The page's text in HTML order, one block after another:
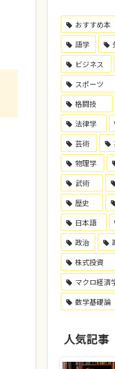
おすすめ本
語学
ビジネス
スポーツ
格闘技
法律学
芸術
物理学
武術
歴史
日本語
政治
株式投資
マクロ経済
数学基礎論
人気記事